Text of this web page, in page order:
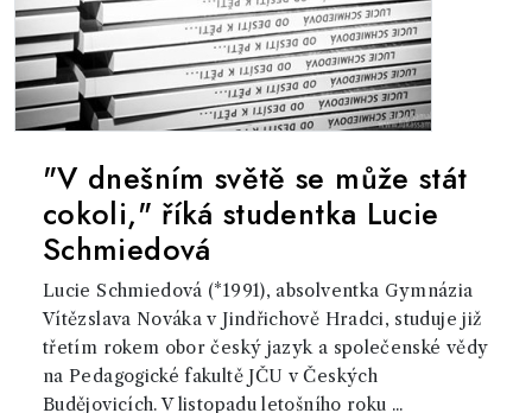
"V dnešním světě se může stát
cokoli," říká studentka Lucie
Schmiedová
Lucie Schmiedová (*1991), absolventka Gymnázia
Vítězslava Nováka v Jindřichově Hradci, studuje již
třetím rokem obor český jazyk a společenské vědy
na Pedagogické fakultě JČU v Českých
Budějovicích. V listopadu letošního roku ...